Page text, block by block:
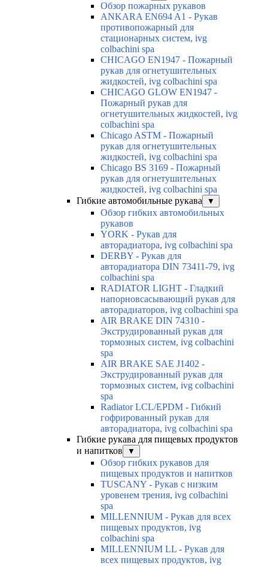
Обзор пожарных рукавов
ANKARA EN694 A1 - Рукав
противопожарный для
стационарных систем, ivg
colbachini spa
CHICAGO EN1947 - Пожарный
рукав для огнетушительных
жидкостей, ivg colbachini spa
CHICAGO GLOW EN1947 -
Пожарный рукав для
огнетушительных жидкостей, ivg
colbachini spa
Chicago ASTM - Пожарный
рукав для огнетушительных
жидкостей, ivg colbachini spa
Chicago BS 3169 - Пожарный
рукав для огнетушительных
жидкостей, ivg colbachini spa
Гибкие автомобильные рукава
▼
Обзор гибких автомобильных
рукавов
YORK - Рукав для
авторадиатора, ivg colbachini spa
DERBY - Рукав для
авторадиатора DIN 73411-79, ivg
colbachini spa
RADIATOR LIGHT - Гладкий
напорновсасывающий рукав для
авторадиаторов, ivg colbachini spa
AIR BRAKE DIN 74310 -
Экструдированный рукав для
тормозных систем, ivg colbachini
spa
AIR BRAKE SAE J1402 -
Экструдированный рукав для
тормозных систем, ivg colbachini
spa
Radiator LCL/EPDM - Гибкий
гофрированный рукав для
авторадиатора, ivg colbachini spa
Гибкие рукава для пищевых продуктов
и напитков
▼
Обзор гибких рукавов для
пищевых продуктов и напитков
TUSCANY - Рукав с низким
уровенем трения, ivg colbachini
spa
MILLENNIUM - Рукав для всех
пищевых продуктов, ivg
colbachini spa
MILLENNIUM LL - Рукав для
всех пищевых продуктов, ivg